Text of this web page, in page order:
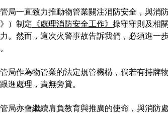
局一直致力推動物管業關注消防安全，與消
）制定 《處理消防安全工作》 操守守則及相
。然而，這次火警事故告訴我們，必須進一
局作為物管業的法定規管機構，倘若有持牌
進處理，責無旁貸。
局亦會繼續肩負教育與推廣的使命，與消防